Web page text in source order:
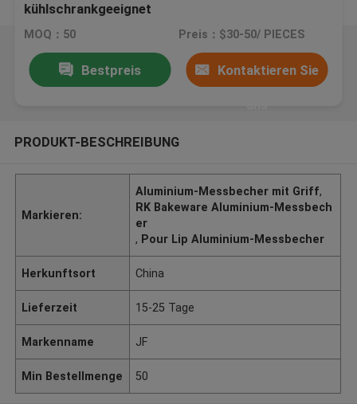
kühlschrankgeeignet
MOQ：50 Preis：$30-50/ PIECES
Bestpreis Kontaktieren Sie
PRODUKT-BESCHREIBUNG
Markieren:
Aluminium-Messbecher mit Griff,
RK Bakeware Aluminium-Messbech
er
, Pour Lip Aluminium-Messbecher
Herkunftsort China
Lieferzeit 15-25 Tage
Markenname JF
Min Bestellmenge 50